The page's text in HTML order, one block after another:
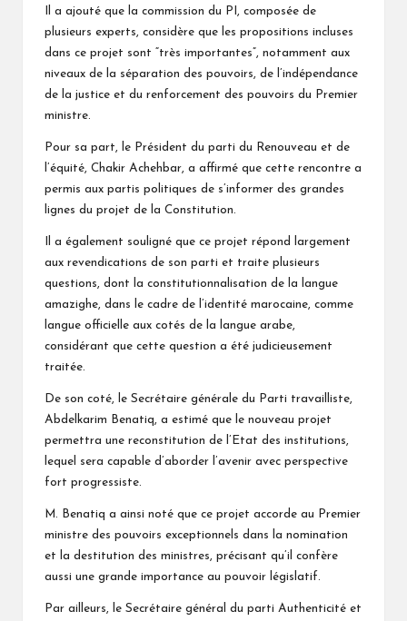
Il a ajouté que la commission du PI, composée de
plusieurs experts, considère que les propositions incluses
dans ce projet sont “très importantes”, notamment aux
niveaux de la séparation des pouvoirs, de l’indépendance
de la justice et du renforcement des pouvoirs du Premier
ministre.
Pour sa part, le Président du parti du Renouveau et de
l’équité, Chakir Achehbar, a affirmé que cette rencontre a
permis aux partis politiques de s’informer des grandes
lignes du projet de la Constitution.
Il a également souligné que ce projet répond largement
aux revendications de son parti et traite plusieurs
questions, dont la constitutionnalisation de la langue
amazighe, dans le cadre de l’identité marocaine, comme
langue officielle aux cotés de la langue arabe,
considérant que cette question a été judicieusement
traitée.
De son coté, le Secrétaire générale du Parti travailliste,
Abdelkarim Benatiq, a estimé que le nouveau projet
permettra une reconstitution de l’Etat des institutions,
lequel sera capable d’aborder l’avenir avec perspective
fort progressiste.
M. Benatiq a ainsi noté que ce projet accorde au Premier
ministre des pouvoirs exceptionnels dans la nomination
et la destitution des ministres, précisant qu’il confère
aussi une grande importance au pouvoir législatif.
Par ailleurs, le Secrétaire général du parti Authenticité et